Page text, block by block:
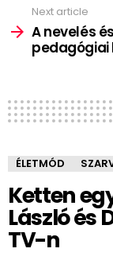
Next article
A nevelés
ÉLETMÓD
Ketten
László és
TV-n